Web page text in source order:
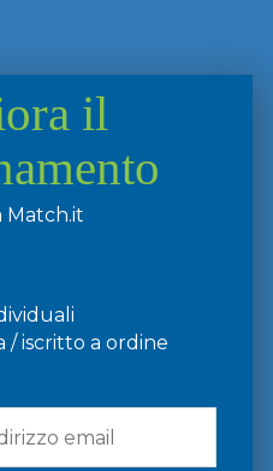
il
Match.it
/ iscritto a ordine